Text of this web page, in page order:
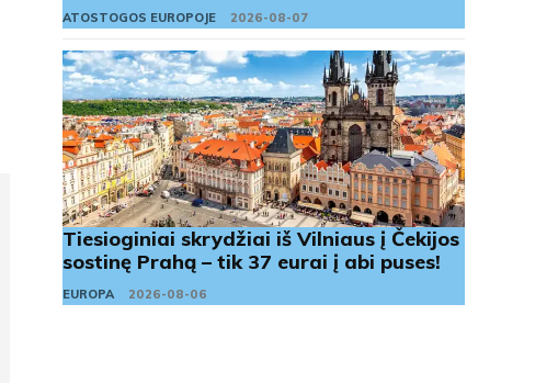
ATOSTOGOS EUROPOJE 2026-08-07
Tiesioginiai skrydžiai iš Vilniaus į Čekijos
sostinę Prahą – tik 37 eurai į abi puses!
EUROPA 2026-08-06